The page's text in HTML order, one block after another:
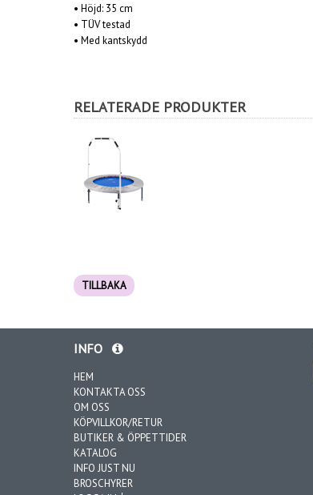
• Höjd: 35 cm
• TÜV testad
• Med kantskydd
RELATERADE PRODUKTER
TILLBAKA
INFO
HEM
KONTAKTA OSS
OM OSS
KÖPVILLKOR/RETUR
BUTIKER & ÖPPETTIDER
KATALOG
INFO JUST NU
BROSCHYRER